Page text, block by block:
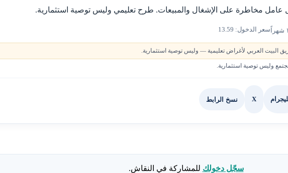
عامل مخاطرة على الإشغال والمبيعات. طرح تعليمي وليس توصية استثمارية.
سعر الدخول: 13.59
البيت العربي لأغراض تعليمية — وليس توصية استثمارية.
وليس توصية استثمارية.
X نسخ الرابط
سجّل دخولك للمشاركة في النقاش.